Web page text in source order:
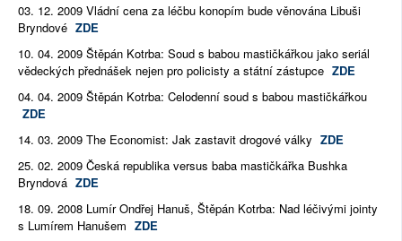
03. 12. 2009 Vládní cena za léčbu konopím bude věnována Libuši
Bryndové ZDE
10. 04. 2009 Štěpán Kotrba: Soud s babou mastičkářkou jako seriál
vědeckých přednášek nejen pro policisty a státní zástupce ZDE
04. 04. 2009 Štěpán Kotrba: Celodenní soud s babou mastičkářkou
ZDE
14. 03. 2009 The Economist: Jak zastavit drogové války ZDE
25. 02. 2009 Česká republika versus baba mastičkářka Bushka
Bryndová ZDE
18. 09. 2008 Lumír Ondřej Hanuš, Štěpán Kotrba: Nad léčivými jointy
s Lumírem Hanušem ZDE